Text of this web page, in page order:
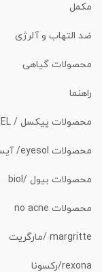
مکمل
ضد التهاب و آلرژی
محصولات گیاهی
راهنما
محصولات پیکسل / PIXXEL
محصولات eyesol/ آیسول
محصولات بیول /biol
محصولات no acne
margritte /مارگریت
rexona/رکسونا